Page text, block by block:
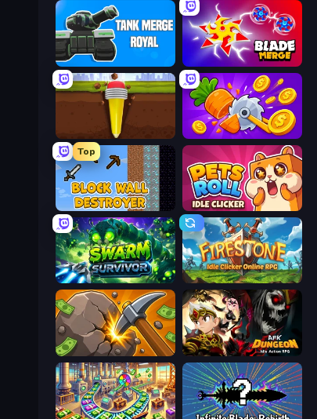
Tank Merge Royal Blade Merge
Pen Dig Farm Ring Idle
Top
Block Wall Destroyer Pets Roll: Idle Clicker
Swarm Survivor Firestone – Idle Clicker Online RPG
Mine Clicker AFK Dungeon: Idle Action RPG